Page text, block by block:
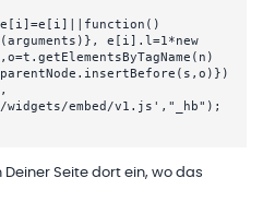
e[i].l=1*new
embed/v1.js',"_hb");
Deiner Seite dort ein, wo das